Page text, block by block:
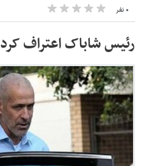
۰ نفر
رئیس شاباک اعتراف کرد